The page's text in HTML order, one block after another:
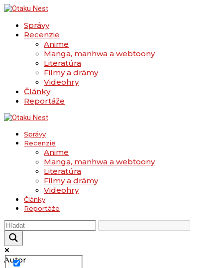
Správy
Recenzie
Anime
Manga, manhwa a webtoony
Literatúra
Filmy a drámy
Videohry
Články
Reportáže
Správy
Recenzie
Anime
Manga, manhwa a webtoony
Literatúra
Filmy a drámy
Videohry
Články
Reportáže
Autor